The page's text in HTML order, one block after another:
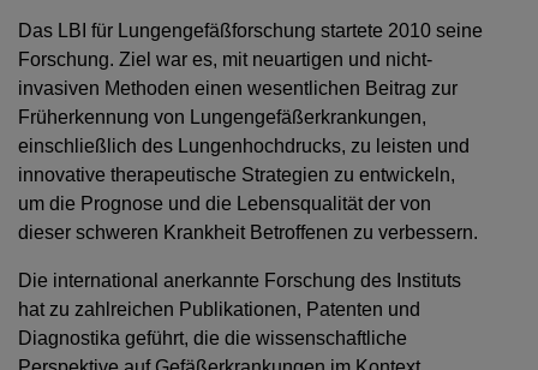
Das LBI für Lungengefäßforschung startete 2010 seine
Forschung. Ziel war es, mit neuartigen und nicht-
invasiven Methoden einen wesentlichen Beitrag zur
Früherkennung von Lungengefäßerkrankungen,
einschließlich des Lungenhochdrucks, zu leisten und
innovative therapeutische Strategien zu entwickeln,
um die Prognose und die Lebensqualität der von
dieser schweren Krankheit Betroffenen zu verbessern.
Die international anerkannte Forschung des Instituts
hat zu zahlreichen Publikationen, Patenten und
Diagnostika geführt, die die wissenschaftliche